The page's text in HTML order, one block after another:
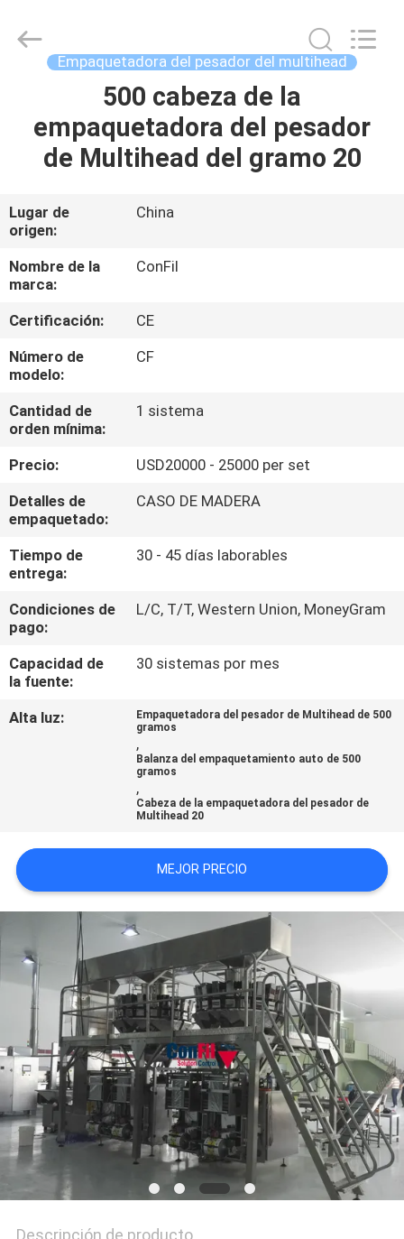
PRODUCTOS
VÍDEOS
SOBRE
NOSOTROS
VIAJE
DE
LA
CONTROL
CALIDAD
PIDA
UNA
CITA
PRIVACY
POLICY
ConFil
System.
Empaquetadora del pesador del multihead
500 cabeza de la
empaquetadora del pesador
de Multihead del gramo 20
Lugar de
origen:
China
Nombre de la
marca:
ConFil
Certificación:
CE
Número de
modelo:
CF
Cantidad de
orden mínima:
1 sistema
Precio:
USD20000 - 25000 per set
Detalles de
empaquetado:
CASO DE MADERA
Tiempo de
entrega:
30 - 45 días laborables
Condiciones de
pago:
L/C, T/T, Western Union, MoneyGram
Capacidad de
la fuente:
30 sistemas por mes
Alta luz:
Empaquetadora del pesador de Multihead de 500
gramos
,
Balanza del empaquetamiento auto de 500
gramos
,
Cabeza de la empaquetadora del pesador de
Multihead 20
MEJOR PRECIO